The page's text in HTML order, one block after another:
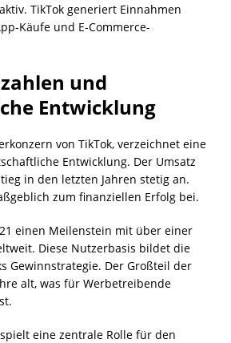
TikTok generiert Einnahmen
Käufe und E-Commerce-
und
Entwicklung
von TikTok, verzeichnet eine
Entwicklung. Der Umsatz
in den letzten Jahren stetig an.
zum finanziellen Erfolg bei.
einen Meilenstein mit über einer
Diese Nutzerbasis bildet die
Gewinnstrategie. Der Großteil der
alt, was für Werbetreibende
eine zentrale Rolle für den